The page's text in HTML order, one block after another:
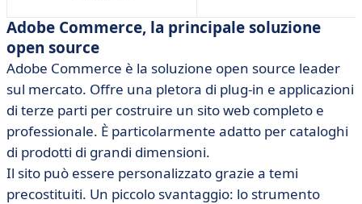
Adobe Commerce, la principale soluzione
open source
Adobe Commerce è la soluzione open source leader
sul mercato. Offre una pletora di plug-in e applicazioni
di terze parti per costruire un sito web completo e
professionale. È particolarmente adatto per cataloghi
di prodotti di grandi dimensioni.
Il sito può essere personalizzato grazie a temi
precostituiti. Un piccolo svantaggio: lo strumento